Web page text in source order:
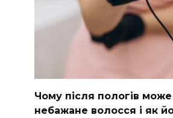
Чому після пологів може
небажане волосся і як